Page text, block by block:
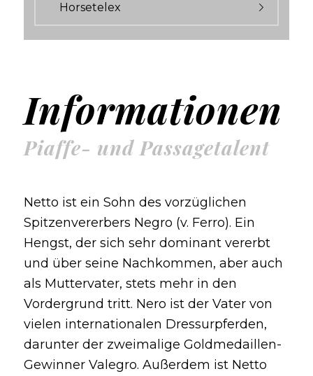
Horsetelex
Informationen
Piaffe- und Passagetalent
Netto ist ein Sohn des vorzüglichen
Spitzenvererbers Negro (v. Ferro). Ein
Hengst, der sich sehr dominant vererbt
und über seine Nachkommen, aber auch
als Muttervater, stets mehr in den
Vordergrund tritt. Nero ist der Vater von
vielen internationalen Dressurpferden,
darunter der zweimalige Goldmedaillen-
Gewinner Valegro. Außerdem ist Netto